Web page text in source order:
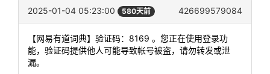
2025-01-04 05:23:00 580天前 426699579084
【网易有道词典】验证码：8169 。您正在使用登录功
能，验证码提供他人可能导致帐号被盗，请勿转发或泄
漏。